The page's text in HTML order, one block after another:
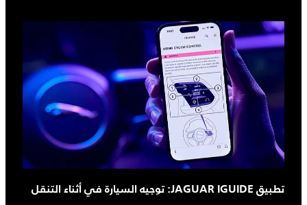
تطبيق JAGUAR IGUIDE: توجيه السيارة في أثناء التنقل